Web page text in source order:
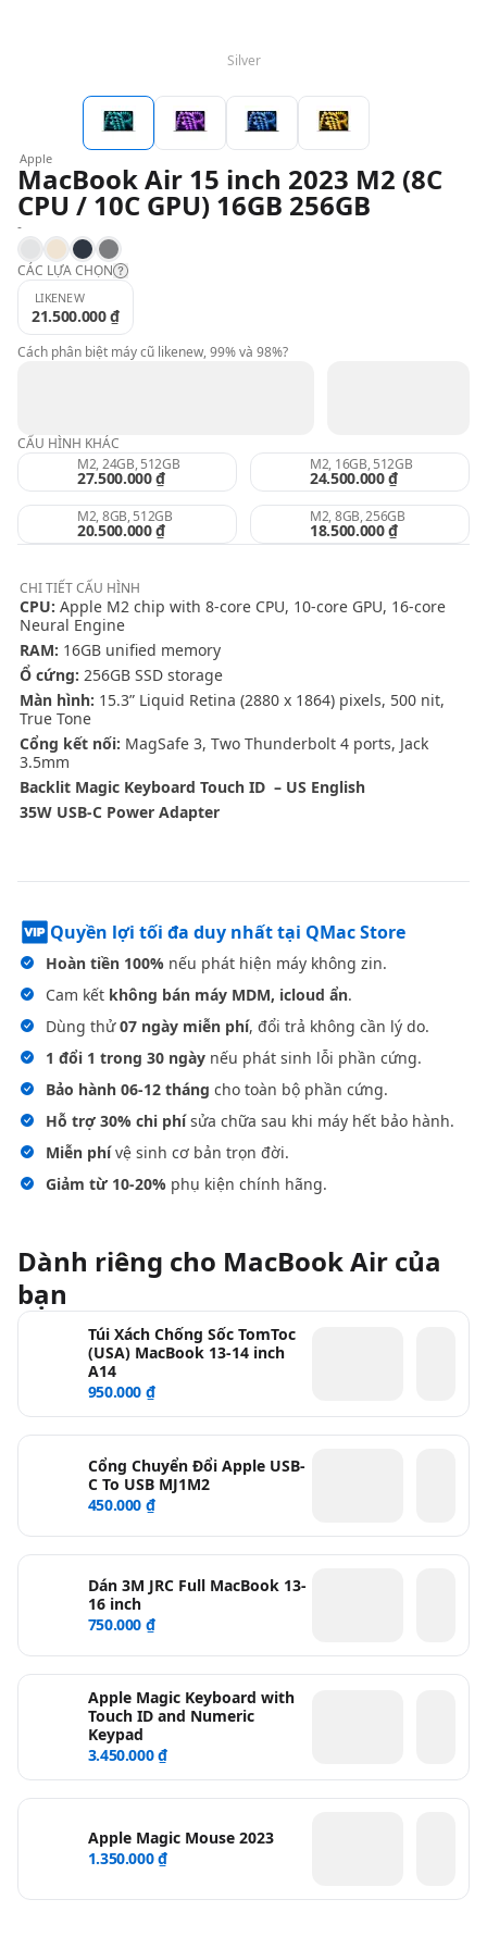
Silver
Apple
MacBook Air 15 inch 2023 M2 (8C
CPU / 10C GPU) 16GB 256GB
-
SilverStarlight
Midnight
Space Gray
CÁC LỰA CHỌN
Likenew:
98%:
LIKENEW
21.500.000 ₫
Cách phân biệt máy cũ likenew, 99% và 98%?
CẤU HÌNH KHÁC
M2, 24GB, 512GB
27.500.000 ₫
M2, 16GB, 512GB
24.500.000 ₫
M2, 8GB, 512GB
20.500.000 ₫
M2, 8GB, 256GB
18.500.000 ₫
CHI TIẾTCẤU HÌNH
CPU: Apple M2 chip with 8-core CPU, 10-core GPU, 16-core
Neural Engine
RAM: 16GB unified memory
Ổ cứng: 256GB SSD storage
Màn hình: 15.3” Liquid Retina (2880 x 1864) pixels, 500 nit,
True Tone
Cổng kết nối: MagSafe 3, Two Thunderbolt 4 ports, Jack
3.5mm
Backlit Magic Keyboard Touch ID – US English
35W USB-C Power Adapter
Quyền lợi tối đa duy nhất tại QMac Store
Hoàn tiền 100% nếu phát hiện máy không zin.
Cam kết không bán máy MDM, icloud ẩn.
Dùng thử07 ngày miễn phí, đổi trả không cần lý do.
1 đổi 1 trong 30 ngày nếu phát sinh lỗi phần cứng.
Bảo hành 06-12 tháng cho toàn bộ phần cứng.
Hỗ trợ 30% chi phísửa chữa sau khi máy hết bảo hành.
Miễn phívệ sinh cơ bản trọn đời.
Giảm từ 10-20% phụ kiện chính hãng.
Dành riêng cho MacBook Air của
bạn
Túi Xách Chống Sốc TomToc
(USA) MacBook 13-14 inch
A14
950.000 ₫
Cổng Chuyển Đổi Apple USB-
C To USB MJ1M2
450.000 ₫
Dán 3M JRC Full MacBook 13-
16 inch
750.000 ₫
Apple Magic Keyboard with
Touch ID and Numeric
Keypad
3.450.000 ₫
Apple Magic Mouse 2023
1.350.000 ₫